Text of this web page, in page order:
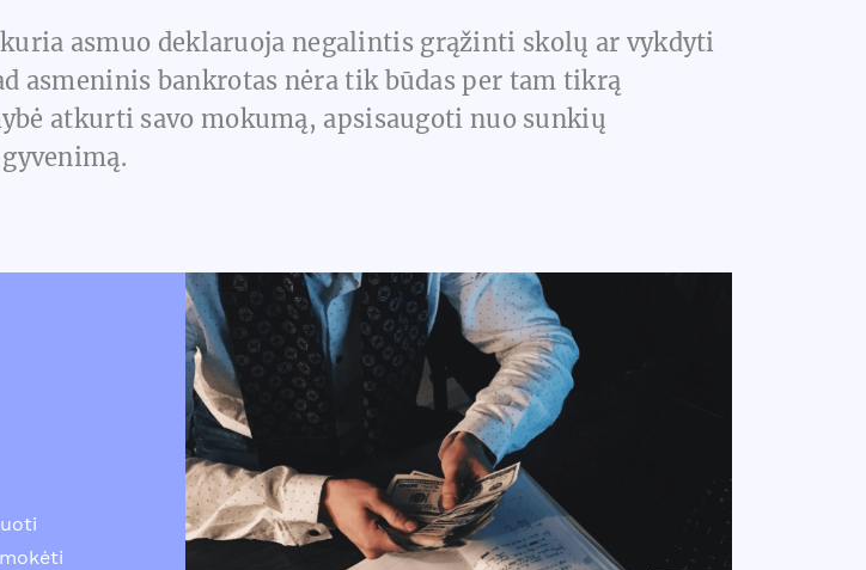
asmuo deklaruoja negalintis grąžinti skolų ar vykdyti
bankrotas nėra tik būdas per tam tikrą
atkurti savo mokumą, apsisaugoti nuo sunkių